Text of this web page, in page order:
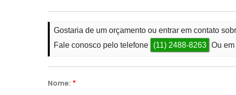
Gostaria de um orçamento ou entrar em contato
Fale conosco pelo telefone
(11) 2488-8263 Ou
Nome: *